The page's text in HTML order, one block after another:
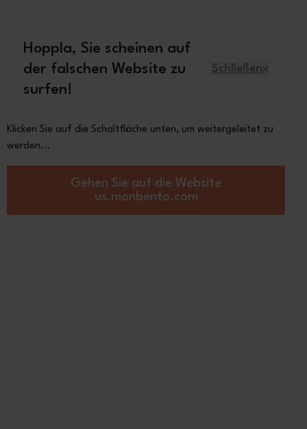
Hoppla, Sie scheinen auf
der falschen Website zu
surfen!
Schließen
Klicken Sie auf die Schaltfläche unten, um weitergeleitet zu
werden...
Gehen Sie auf die Website
us.monbento.com